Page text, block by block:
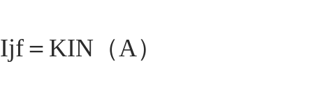
Ijf＝KIN（A）